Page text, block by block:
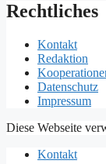
Rechtliches
Kontakt
Redaktion
Datenschutz
Impressum
Diese Webseite
Kontakt